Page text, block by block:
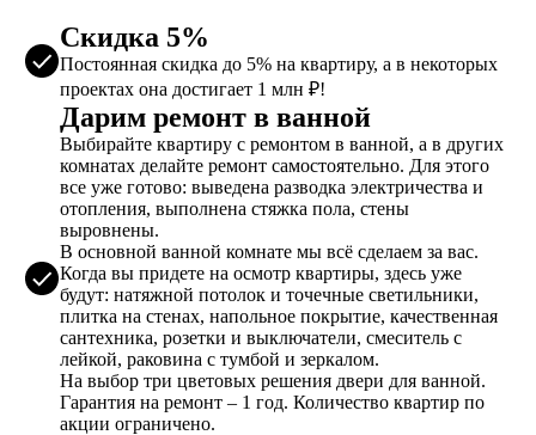
Скидка 5%
Постоянная скидка до 5% на квартиру, а в некоторых
проектах она достигает 1 млн ₽!
Дарим ремонт в ванной
Выбирайте квартиру с ремонтом в ванной, а в других
комнатах делайте ремонт самостоятельно. Для этого
все уже готово: выведена разводка электричества и
отопления, выполнена стяжка пола, стены
выровнены.
В основной ванной комнате мы всё сделаем за вас.
Когда вы придете на осмотр квартиры, здесь уже
будут: натяжной потолок и точечные светильники,
плитка на стенах, напольное покрытие, качественная
сантехника, розетки и выключатели, смеситель с
лейкой, раковина с тумбой и зеркалом.
На выбор три цветовых решения двери для ванной.
Гарантия на ремонт – 1 год. Количество квартир по
акции ограничено.